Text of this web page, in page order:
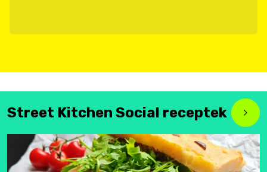
Street Kitchen Social receptek